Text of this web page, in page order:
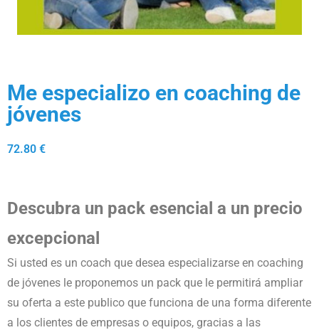
Me especializo en coaching de
jóvenes
72.80 €
Descubra un pack esencial a un precio
excepcional
Si usted es un coach que desea especializarse en coaching
de jóvenes le proponemos un pack que le permitirá ampliar
su oferta a este publico que funciona de una forma diferente
a los clientes de empresas o equipos, gracias a las